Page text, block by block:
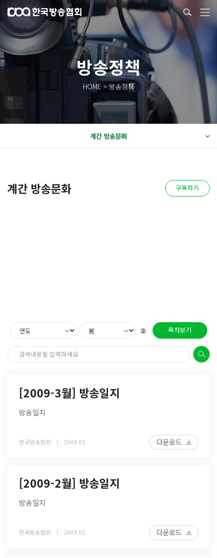
방송정책
HOME > 방송정책
계간 방송문화
계간 방송문화 구독하기
호 목차보기
[2009-3월] 방송일지
방송일지
한국방송협회 2009 03 다운로드
[2009-2월] 방송일지
방송일지
한국방송협회 2009 02 다운로드